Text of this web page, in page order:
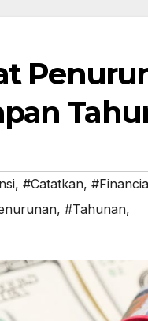
, #Catatkan,
, #Tahunan,